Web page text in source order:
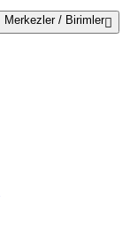
Merkezler / Birimler